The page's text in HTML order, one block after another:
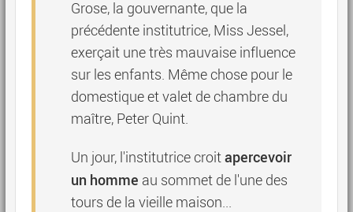
Grose, la gouvernante, que la
précédente institutrice, Miss Jessel,
exerçait une très mauvaise influence
sur les enfants. Même chose pour le
domestique et valet de chambre du
maître, Peter Quint.
Un jour, l'institutrice croitapercevoir
un homme au sommet de l'une des
tours de la vieille maison...